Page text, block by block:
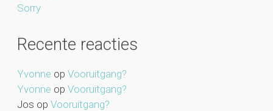
Sorry
Recente reacties
Yvonne op Vooruitgang?
Yvonne op Vooruitgang?
Jos op Vooruitgang?